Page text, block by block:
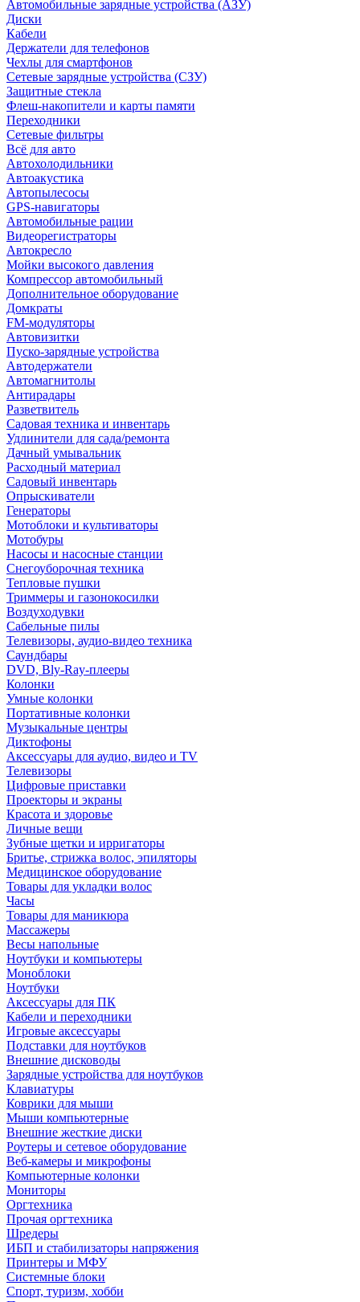
Автомобильные зарядные устройства (АЗУ)
Диски
Кабели
Держатели для телефонов
Чехлы для смартфонов
Сетевые зарядные устройства (СЗУ)
Защитные стекла
Флеш-накопители и карты памяти
Переходники
Сетевые фильтры
Всё для авто
Автохолодильники
Автоакустика
Автопылесосы
GPS-навигаторы
Автомобильные рации
Видеорегистраторы
Автокресло
Мойки высокого давления
Компрессор автомобильный
Дополнительное оборудование
Домкраты
FM-модуляторы
Автовизитки
Пуско-зарядные устройства
Автодержатели
Автомагнитолы
Антирадары
Разветвитель
Садовая техника и инвентарь
Удлинители для сада/ремонта
Дачный умывальник
Расходный материал
Садовый инвентарь
Опрыскиватели
Генераторы
Мотоблоки и культиваторы
Мотобуры
Насосы и насосные станции
Снегоуборочная техника
Тепловые пушки
Триммеры и газонокосилки
Воздуходувки
Сабельные пилы
Телевизоры, аудио-видео техника
Саундбары
DVD, Bly-Ray-плееры
Колонки
Умные колонки
Портативные колонки
Музыкальные центры
Диктофоны
Аксессуары для аудио, видео и TV
Телевизоры
Цифровые приставки
Проекторы и экраны
Красота и здоровье
Личные вещи
Зубные щетки и ирригаторы
Бритье, стрижка волос, эпиляторы
Медицинское оборудование
Товары для укладки волос
Часы
Товары для маникюра
Массажеры
Весы напольные
Ноутбуки и компьютеры
Моноблоки
Ноутбуки
Аксессуары для ПК
Кабели и переходники
Игровые аксессуары
Подставки для ноутбуков
Внешние дисководы
Зарядные устройства для ноутбуков
Клавиатуры
Коврики для мыши
Мыши компьютерные
Внешние жесткие диски
Роутеры и сетевое оборудование
Веб-камеры и микрофоны
Компьютерные колонки
Мониторы
Оргтехника
Прочая оргтехника
Шредеры
ИБП и стабилизаторы напряжения
Принтеры и МФУ
Системные блоки
Спорт, туризм, хобби